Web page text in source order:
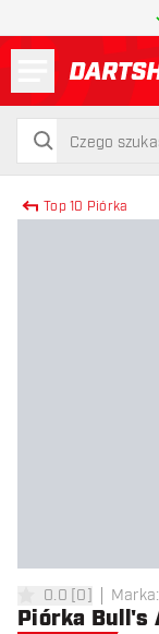
szukaj
szukaj
Top 10 Piórka
0 gwiazdki oceny
0.0 [0] Marka:
Piórka Bull's